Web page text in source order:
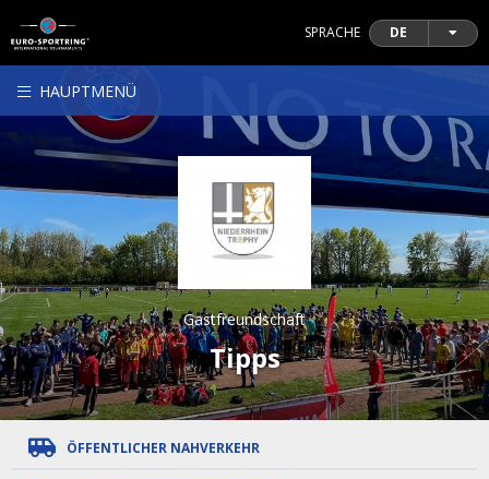
SPRACHE DE
HAUPTMENÜ
Gastfreundschaft
Tipps
ÖFFENTLICHER NAHVERKEHR